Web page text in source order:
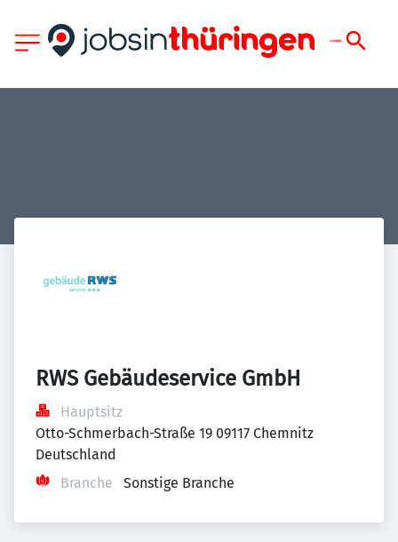
RWS Gebäudeservice GmbH
Hauptsitz
Otto-Schmerbach-Straße 19 09117 Chemnitz
Deutschland
Branche
Sonstige Branche